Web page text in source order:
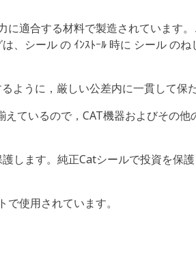
適合する材料で製造されています
シール の ｲﾝｽﾄｰﾙ 時に シール の
ように，厳しい公差内に一貫して保
ているので，CAT機器およびその
します。純正Catシールで投資を保
使用されています。